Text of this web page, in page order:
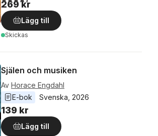
269 kr
Lägg till
Skickas
Själen och musiken
Av Horace Engdahl
E-bok
Svenska 2026
139 kr
Lägg till